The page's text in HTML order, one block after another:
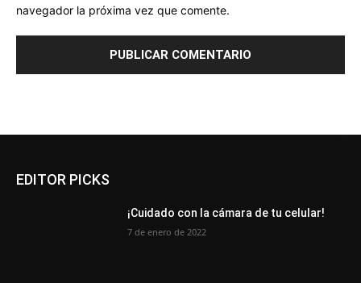
navegador la próxima vez que comente.
EDITOR PICKS
¡Cuidado con la cámara de tu celular!
7 de enero de 2022